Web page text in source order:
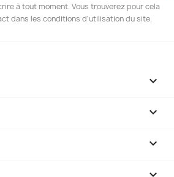
à tout moment. Vous trouverez pour cela
dans les conditions d'utilisation du site.


